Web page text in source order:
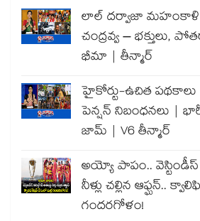
లాల్ దర్వాజా మహంకాళి
చంద్రవ్వ – భక్తులు,
భీమా | తీన్మార్
హైకోర్టు-ఉచిత
పెన్షన్ నిబంధనలు |
జామ్ | V6 తీన్మార్
అయ్యో పాపం.. వెస్టిండీస్
నీళ్లు చల్లిన ఆఫ్ఘన్..
గందరగోళం!